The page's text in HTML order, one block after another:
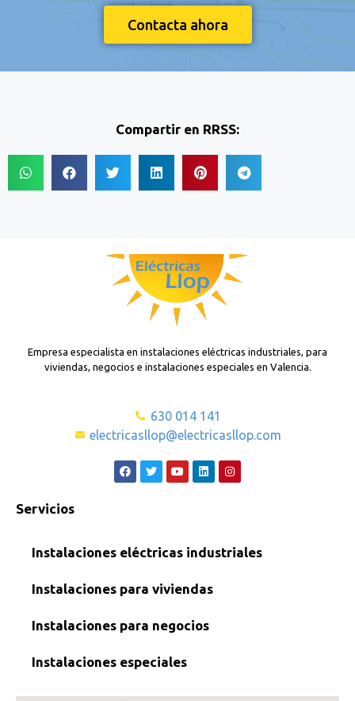
Contacta ahora
Compartir en RRSS:
Empresa especialista en instalaciones eléctricas industriales, para
viviendas, negocios e instalaciones especiales en Valencia.
630 014 141
electricasllop@electricasllop.com
Servicios
Instalaciones eléctricas industriales
Instalaciones para viviendas
Instalaciones para negocios
Instalaciones especiales